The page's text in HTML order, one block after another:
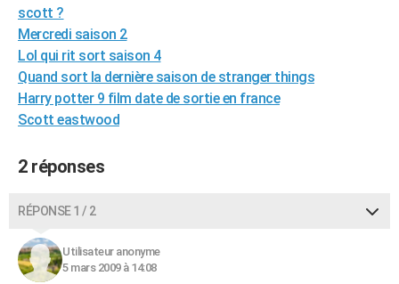
SANTE
Alimentation
Guide de la santé
Maladies
Médicaments
Sommeil
VOYAGE
Destinations
City break
Voyage nature
Voyage de noces
Forum
Climat
+PHOTO
GUIDES D'ACHAT
Carte de Noël
Carte Bonne année
Carte Saint-Valentin
Carte Pâques
Carte d'anniversaire
Dictionnaire
Biographies
Citations
Expressions
Proverbes
PROGRAMME TV
scott ?
Mercredi saison 2
Lol qui rit sort saison 4
Quand sort la dernière saison de stranger things
Harry potter 9 film date de sortie en france
Scott eastwood
2 réponses
RÉPONSE 1 / 2
Utilisateur anonyme
5 mars 2009 à 14:08